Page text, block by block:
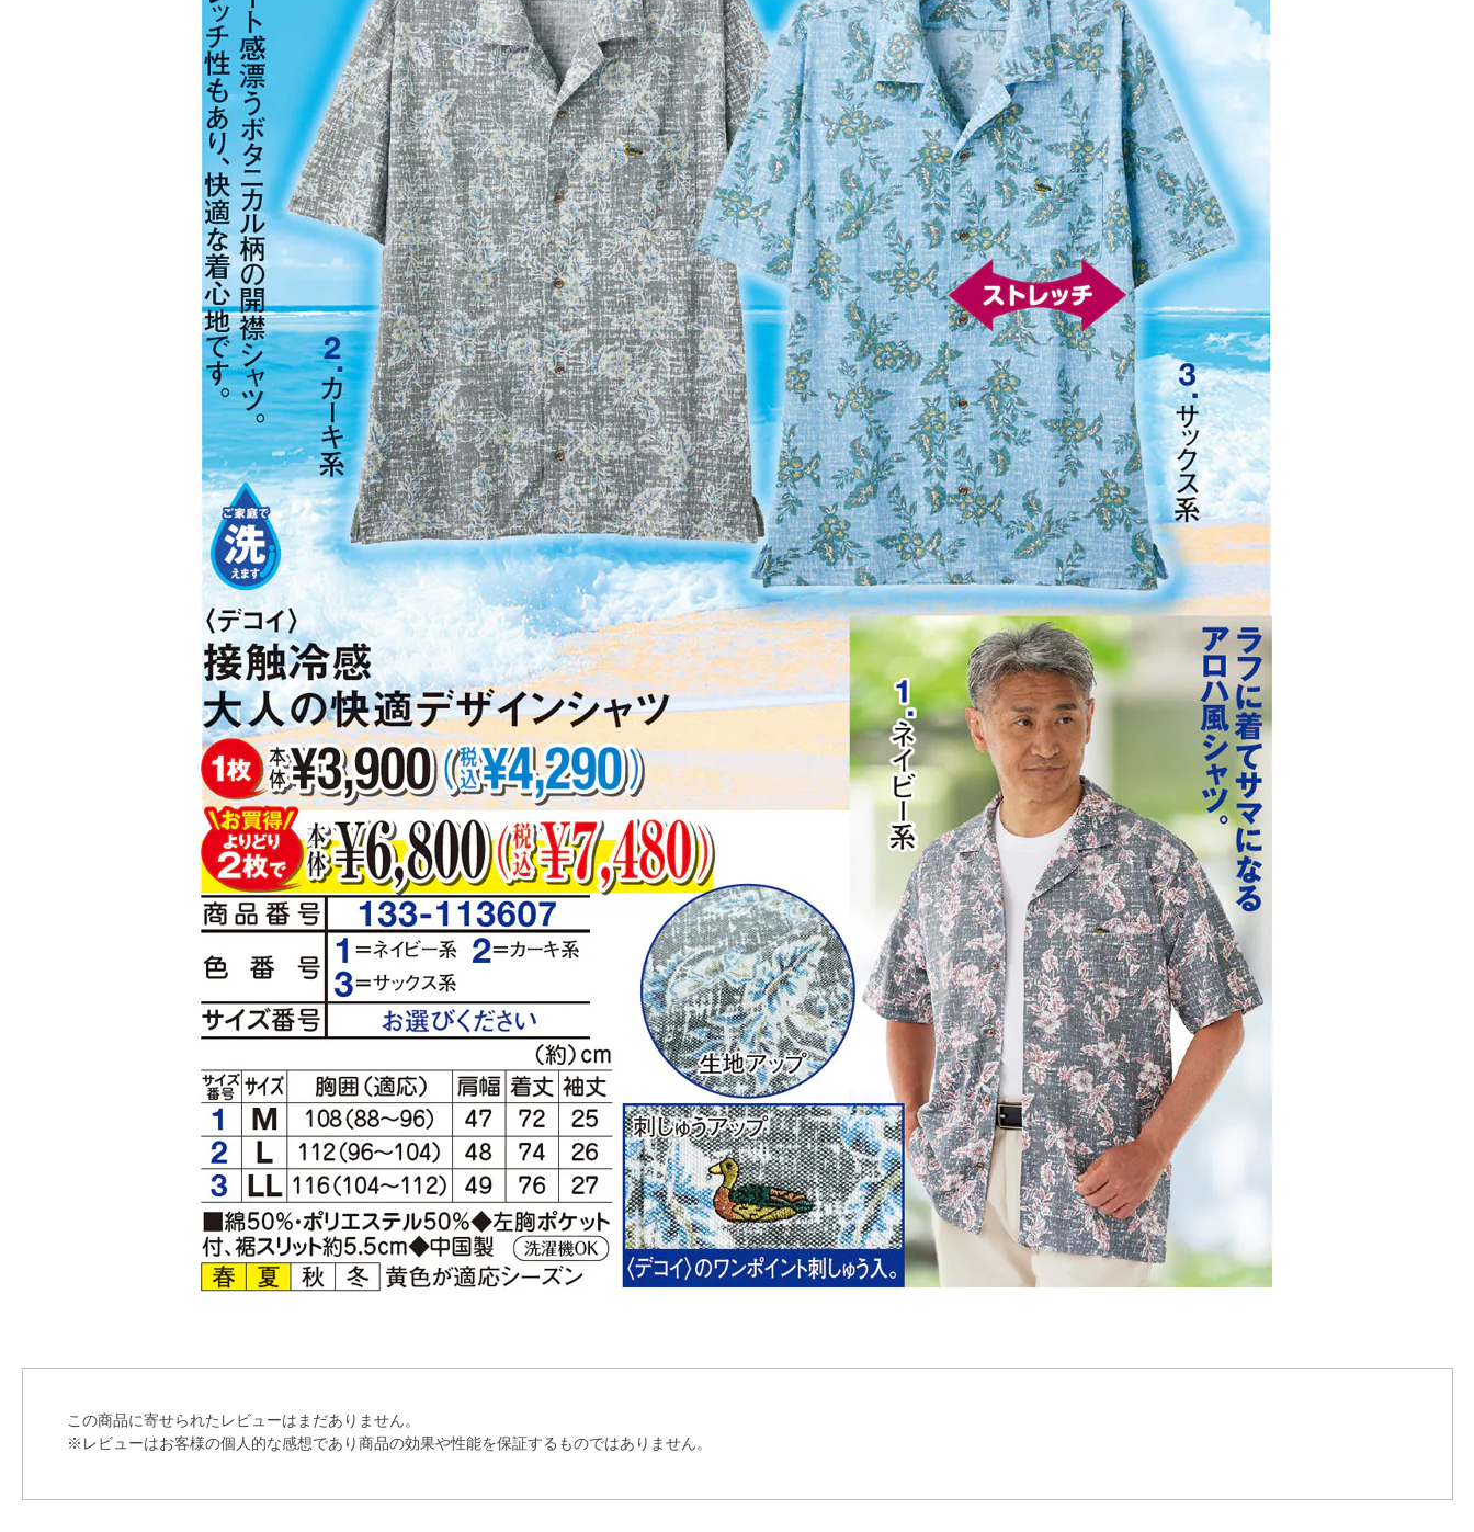
この商品に寄せられたレビューはまだありません。
※レビューはお客様の個人的な感想であり商品の効果や性能を保証するものではありません。